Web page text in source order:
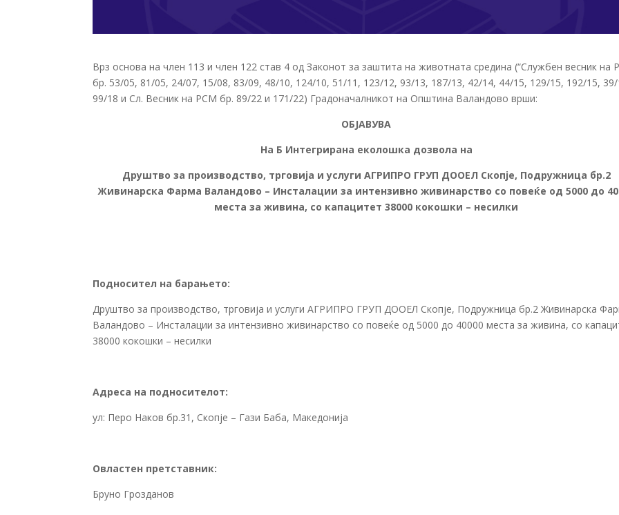
Врз основа на член 113 и член 122 став 4 од Законот за заштита на животната средина (“Службен весник на
бр. 53/05, 81/05, 24/07, 15/08, 83/09, 48/10, 124/10, 51/11, 123/12, 93/13, 187/13, 42/14, 44/15, 129/15, 192/15,
99/18 и Сл. Весник на РСМ бр. 89/22 и 171/22) Градоначалникот на Општина Валандово врши:
ОБЈАВУВA
На Б Интегрирана еколошка дозвола на
Друштво за производство, трговија и услуги АГРИПРО ГРУП ДООЕЛ Скопје, Подружница бр.2
Живинарска Фарма Валандово – Инсталации за интензивно живинарство со повеќе од 5000 до
места за живина, со капацитет38000 кокошки – несилки
Подносител на барањето:
Друштво за производство, трговија и услуги АГРИПРО ГРУП ДООЕЛ Скопје, Подружница бр.2 Живинарска
Валандово – Инсталации за интензивно живинарство со повеќе од 5000 до 40000 места за живина, со
38000 кокошки – несилки
Адреса на подносителот:
ул: Перо Наков бр.31, Скопје – Гази Баба, Македонија
Овластен претставник:
Бруно Грозданов